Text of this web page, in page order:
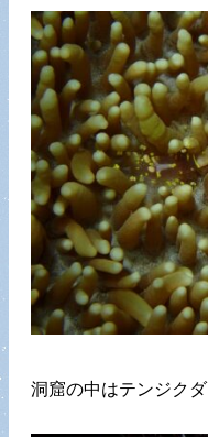
洞窟の中はテンジクダ